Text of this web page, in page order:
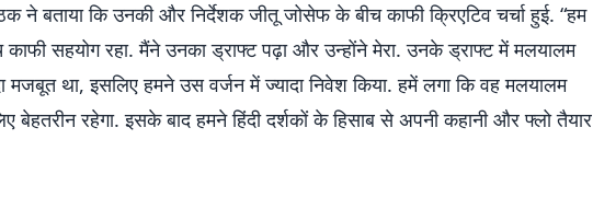
ने बताया कि उनकी और निर्देशक जीतू जोसेफ के बीच काफी क्रिएटिव चर्चा हुई. “हम
काफी सहयोग रहा. मैंने उनका ड्राफ्ट पढ़ा और उन्होंने मेरा. उनके ड्राफ्ट में मलयालम
मजबूत था, इसलिए हमने उस वर्जन में ज्यादा निवेश किया. हमें लगा कि वह मलयालम
बेहतरीन रहेगा. इसके बाद हमने हिंदी दर्शकों के हिसाब से अपनी कहानी और फ्लो तैयार